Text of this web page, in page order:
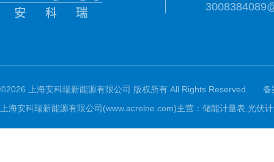
©2026 上海安科瑞新能源有限公司 版权所有 All Rights Reserved.
备
上海安科瑞新能源有限公司(www.acrelne.com)主营：储能计量表,光伏